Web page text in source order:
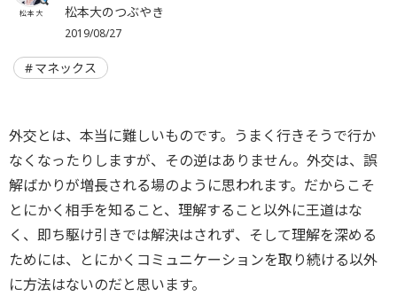
松本 大 松本大のつぶやき
2019/08/27
マネックス
外交とは、本当に難しいものです。 うまく行きそうで行か
なくなったりしますが、その逆はありません。外交は、 誤
解ばかりが増長される場のように思われます。だからこそ
とにかく相手を知ること、 理解すること以外に王道はな
く、即ち駆け引きでは解決はされず、そして理解を深める
ためには、 とにかくコミュニケーションを取り続ける以外
に方法はないのだと思います。